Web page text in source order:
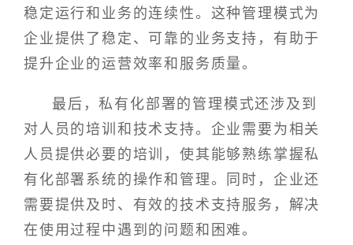
稳定运行和业务的连续性。这种管理模式为
企业提供了稳定、可靠的业务支持，有助于
提升企业的运营效率和服务质量。
最后，私有化部署的管理模式还涉及到
对人员的培训和技术支持。企业需要为相关
人员提供必要的培训，使其能够熟练掌握私
有化部署系统的操作和管理。同时，企业还
需要提供及时、有效的技术支持服务，解决
在使用过程中遇到的问题和困难。